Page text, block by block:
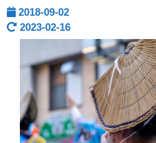
2018-09-02
2023-02-16